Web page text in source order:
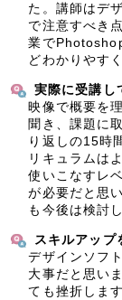
た。講師はデ
で注意すべき
業で
どわかりやす
実際に受講し
映像で概要を
聞き、課題に
り返しの15時
リキュラムは
使いこなすレ
が必要だと思
も今後は検討
スキルアップ
デザインソフ
大事だと思い
ても挫折しま